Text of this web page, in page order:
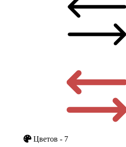
Цветов - 7